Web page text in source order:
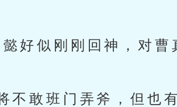
好似刚刚回神，对
不敢班门弄斧，但也